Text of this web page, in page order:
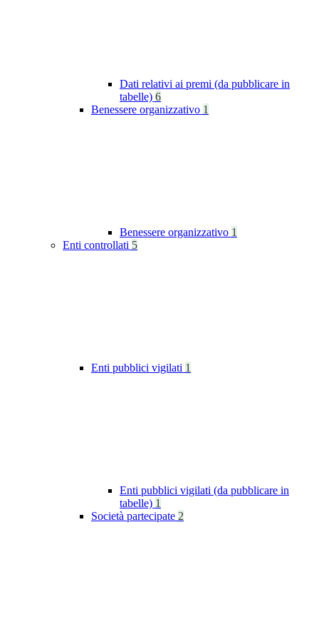
Dati relativi ai premi (da pubblicare in
tabelle) 6
Benessere organizzativo 1
Benessere organizzativo 1
Enti controllati 5
Enti pubblici vigilati 1
Enti pubblici vigilati (da pubblicare in
tabelle) 1
Società partecipate 2